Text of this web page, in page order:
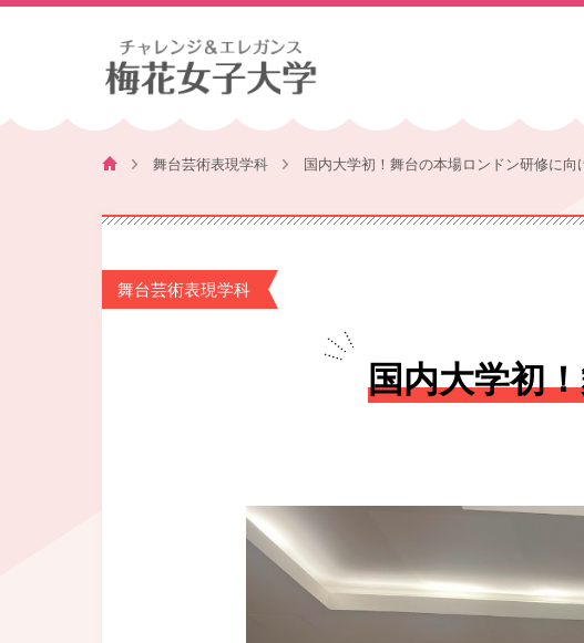
舞台芸術表現学科 国内大学初！舞台の本場ロンドン研修に向
舞台芸術表現学科
国内大学初